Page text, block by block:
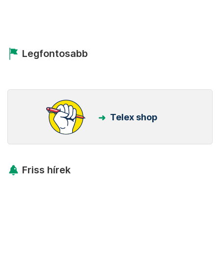
Legfontosabb
Telex shop
Friss hírek